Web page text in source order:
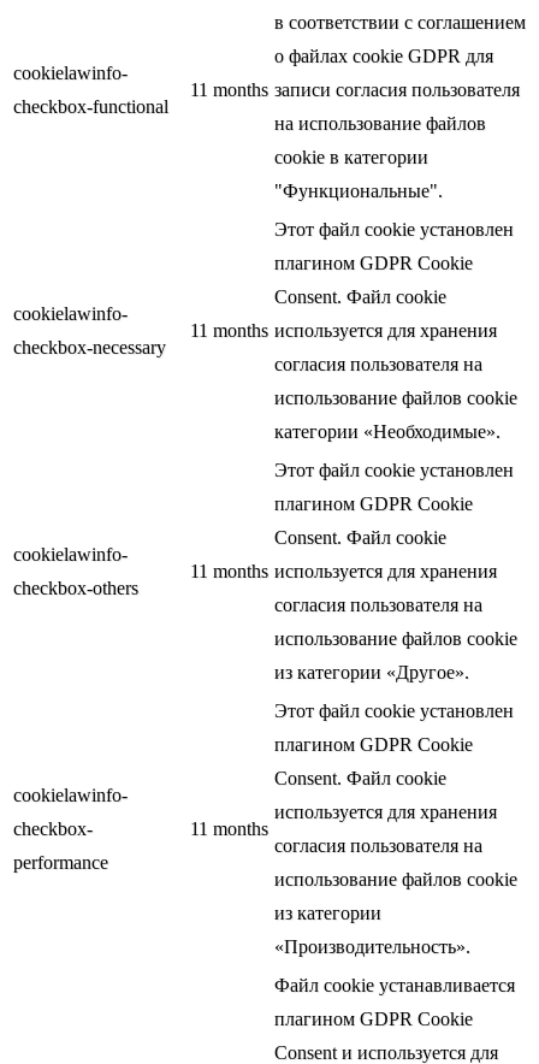
cookielawinfo-
checkbox-functional
11 months
в соответствии с соглашением
о файлах cookie GDPR для
записи согласия пользователя
на использование файлов
cookie в категории
"Функциональные".
cookielawinfo-
checkbox-necessary
11 months
Этот файл cookie установлен
плагином GDPR Cookie
Consent. Файл cookie
используется для хранения
согласия пользователя на
использование файлов cookie
категории «Необходимые».
cookielawinfo-
checkbox-others
11 months
Этот файл cookie установлен
плагином GDPR Cookie
Consent. Файл cookie
используется для хранения
согласия пользователя на
использование файлов cookie
из категории «Другое».
cookielawinfo-
checkbox-
performance
11 months
Этот файл cookie установлен
плагином GDPR Cookie
Consent. Файл cookie
используется для хранения
согласия пользователя на
использование файлов cookie
из категории
«Производительность».
Файл cookie устанавливается
плагином GDPR Cookie
Consent и используется для